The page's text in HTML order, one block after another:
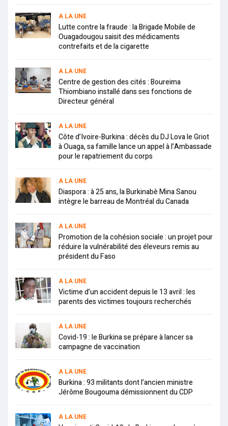
A LA UNE
Lutte contre la fraude : la Brigade Mobile de
Ouagadougou saisit des médicaments
contrefaits et de la cigarette
A LA UNE
Centre de gestion des cités : Boureima
Thiombiano installé dans ses fonctions de
Directeur général
A LA UNE
Côte d’Ivoire-Burkina : décès du DJ Lova le Griot
à Ouaga, sa famille lance un appel à l’Ambassade
pour le rapatriement du corps
A LA UNE
Diaspora : à 25 ans, la Burkinabè Mina Sanou
intègre le barreau de Montréal du Canada
A LA UNE
Promotion de la cohésion sociale : un projet pour
réduire la vulnérabilité des éleveurs remis au
président du Faso
A LA UNE
Victime d’un accident depuis le 13 avril : les
parents des victimes toujours recherchés
A LA UNE
Covid-19 : le Burkina se prépare à lancer sa
campagne de vaccination
A LA UNE
Burkina : 93 militants dont l’ancien ministre
Jérôme Bougouma démissionnent du CDP
A LA UNE